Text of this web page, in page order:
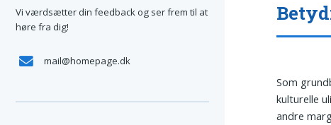
Som
kulturelle
andre
Vi værdsætter din feedback og ser frem til at
høre fra dig!
mail@homepage.dk